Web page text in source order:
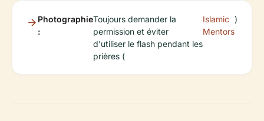
Photographie
:
Toujours demander la
permission et éviter
d'utiliser le flash pendant les
prières (
Islamic
Mentors
)